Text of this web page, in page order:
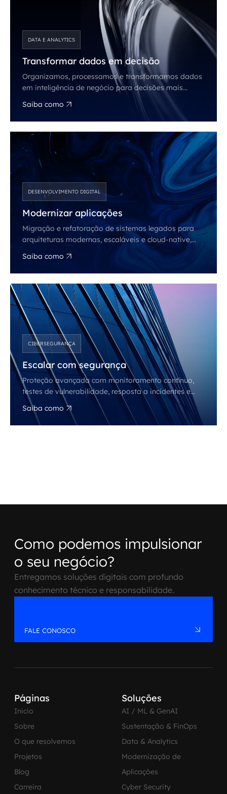
DATA E ANALYTICS
Transformar dados em decisão
Organizamos, processamos e transformamos dados
em inteligência de negócio para decisões mais
Saiba como
DESENVOLVIMENTO DIGITAL
Modernizar aplicações
Migração e refatoração de sistemas legados para
arquiteturas modernas, escaláveis e cloud-native,
preparadas para o crescimento sustentável da sua
operação.
Saiba como
CIBERSEGURANÇA
Escalar com segurança
Proteção avançada com monitoramento contínuo,
testes de vulnerabilidade, resposta a incidentes e
conformidade regulatória para sua operação.
Saiba como
Como podemos impulsionar
o seu negócio?
Entregamos soluções digitais com profundo
conhecimento técnico e responsabilidade.
FALE CONOSCO
Páginas
Inicio
Sobre
O que resolvemos
Projetos
Blog
Carreira
Soluções
AI / ML & GenAI
Sustentação & FinOps
Data & Analytics
Modernização de
Aplicações
Cyber Security